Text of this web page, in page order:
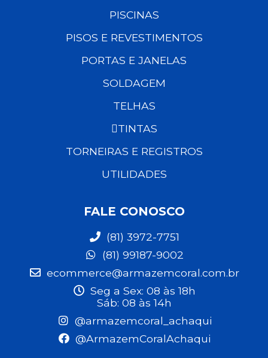
PISCINAS
PISOS E REVESTIMENTOS
PORTAS E JANELAS
SOLDAGEM
TELHAS
TINTAS
TORNEIRAS E REGISTROS
UTILIDADES
FALE CONOSCO
(81) 3972-7751
(81) 99187-9002
ecommerce@armazemcoral.com.br
Seg a Sex: 08 às 18h
Sáb: 08 às 14h
@armazemcoral_achaqui
@ArmazemCoralAchaqui